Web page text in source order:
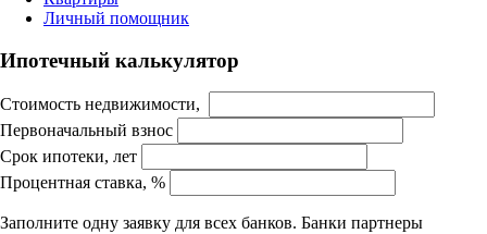
Личный помощник
Ипотечный калькулятор
Стоимость недвижимости,
Первоначальный взнос
Срок ипотеки, лет
Процентная ставка, %
Заполните одну заявку для всех банков. Банки партнеры